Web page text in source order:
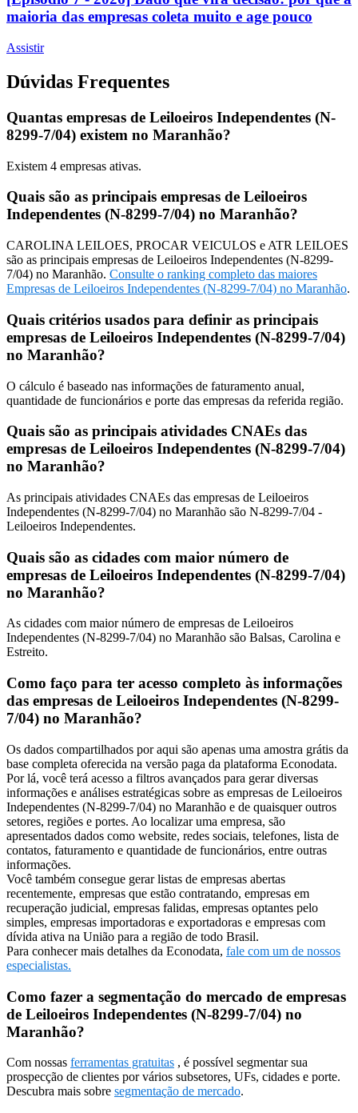
maioria das empresas coleta muito e age pouco
Assistir
Dúvidas Frequentes
Quantas empresas de Leiloeiros Independentes (N-
8299-7/04) existem no Maranhão?
Existem 4 empresas ativas.
Quais são as principais empresas de Leiloeiros
Independentes (N-8299-7/04) no Maranhão?
CAROLINA LEILOES, PROCAR VEICULOS e ATR LEILOES
são as principais empresas de Leiloeiros Independentes (N-8299-
7/04) no Maranhão. Consulte o ranking completo das maiores
Empresas de Leiloeiros Independentes (N-8299-7/04) no Maranhão.
Quais critérios usados para definir as principais
empresas de Leiloeiros Independentes (N-8299-7/04)
no Maranhão?
O cálculo é baseado nas informações de faturamento anual,
quantidade de funcionários e porte das empresas da referida região.
Quais são as principais atividades CNAEs das
empresas de Leiloeiros Independentes (N-8299-7/04)
no Maranhão?
As principais atividades CNAEs das empresas de Leiloeiros
Independentes (N-8299-7/04) no Maranhão são N-8299-7/04 -
Leiloeiros Independentes.
Quais são as cidades com maior número de
empresas de Leiloeiros Independentes (N-8299-7/04)
no Maranhão?
As cidades com maior número de empresas de Leiloeiros
Independentes (N-8299-7/04) no Maranhão são Balsas, Carolina e
Estreito.
Como faço para ter acesso completo às informações
das empresas de Leiloeiros Independentes (N-8299-
7/04) no Maranhão?
Os dados compartilhados por aqui são apenas uma amostra grátis da
base completa oferecida na versão paga da plataforma Econodata.
Por lá, você terá acesso a filtros avançados para gerar diversas
informações e análises estratégicas sobre as empresas de Leiloeiros
Independentes (N-8299-7/04) no Maranhão e de quaisquer outros
setores, regiões e portes. Ao localizar uma empresa, são
apresentados dados como website, redes sociais, telefones, lista de
contatos, faturamento e quantidade de funcionários, entre outras
informações.
Você também consegue gerar listas de empresas abertas
recentemente, empresas que estão contratando, empresas em
recuperação judicial, empresas falidas, empresas optantes pelo
simples, empresas importadoras e exportadoras e empresas com
dívida ativa na União para a região de todo Brasil.
Para conhecer mais detalhes da Econodata, fale com um de nossos
especialistas.
Como fazer a segmentação do mercado de empresas
de Leiloeiros Independentes (N-8299-7/04) no
Maranhão?
Com nossas ferramentas gratuitas , é possível segmentar sua
prospecção de clientes por vários subsetores, UFs, cidades e porte.
Descubra mais sobre segmentação de mercado.